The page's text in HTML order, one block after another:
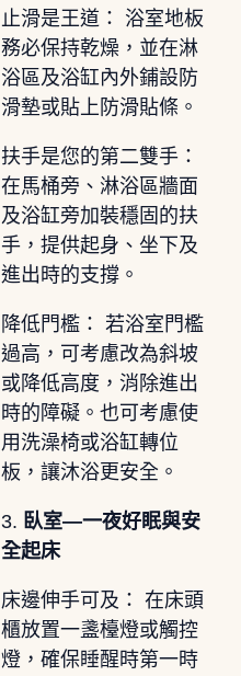
止滑是王道： 浴室地板
務必保持乾燥，並在淋
浴區及浴缸內外鋪設防
滑墊或貼上防滑貼條。
扶手是您的第二雙手：
在馬桶旁、淋浴區牆面
及浴缸旁加裝穩固的扶
手，提供起身、坐下及
進出時的支撐。
降低門檻： 若浴室門檻
過高，可考慮改為斜坡
或降低高度，消除進出
時的障礙。也可考慮使
用洗澡椅或浴缸轉位
板，讓沐浴更安全。
3. 臥室—一夜好眠與安
全起床
床邊伸手可及： 在床頭
櫃放置一盞檯燈或觸控
燈，確保睡醒時第一時